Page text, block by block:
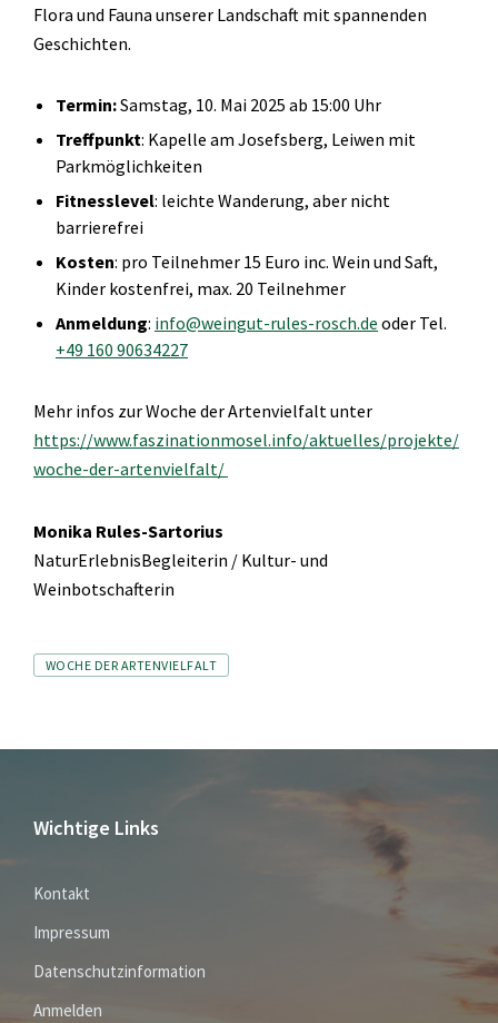
Flora und Fauna unserer Landschaft mit spannenden
Geschichten.
Termin:Samstag, 10. Mai 2025 ab 15:00 Uhr
Treffpunkt: Kapelle am Josefsberg, Leiwen mit
Parkmöglichkeiten
Fitnesslevel: leichte Wanderung, aber nicht
barrierefrei
Kosten: pro Teilnehmer 15 Euro inc. Wein und Saft,
Kinder kostenfrei, max. 20 Teilnehmer
Anmeldung: info@weingut-rules-rosch.de oder Tel.
+49 160 90634227
Mehr infos zur Woche der Artenvielfalt unter
https://www.faszinationmosel.info/aktuelles/projekte/
woche-der-artenvielfalt/
Monika Rules-Sartorius
NaturErlebnisBegleiterin / Kultur- und
Weinbotschafterin
Tags
WOCHE DER ARTENVIELFALT
Wichtige Links
Kontakt
Impressum
Datenschutzinformation
Anmelden